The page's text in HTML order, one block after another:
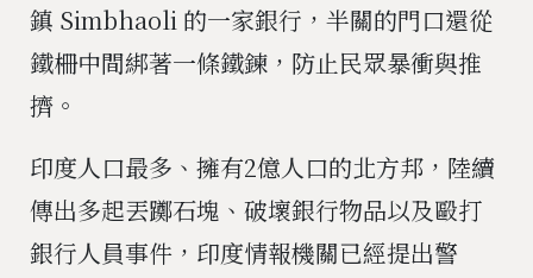
鎮 Simbhaoli 的一家銀行，半關的門口還從
鐵柵中間綁著一條鐵鍊，防止民眾暴衝與推
擠。
印度人口最多、擁有2億人口的北方邦，陸續
傳出多起丟躑石塊、破壞銀行物品以及毆打
銀行人員事件，印度情報機關已經提出警